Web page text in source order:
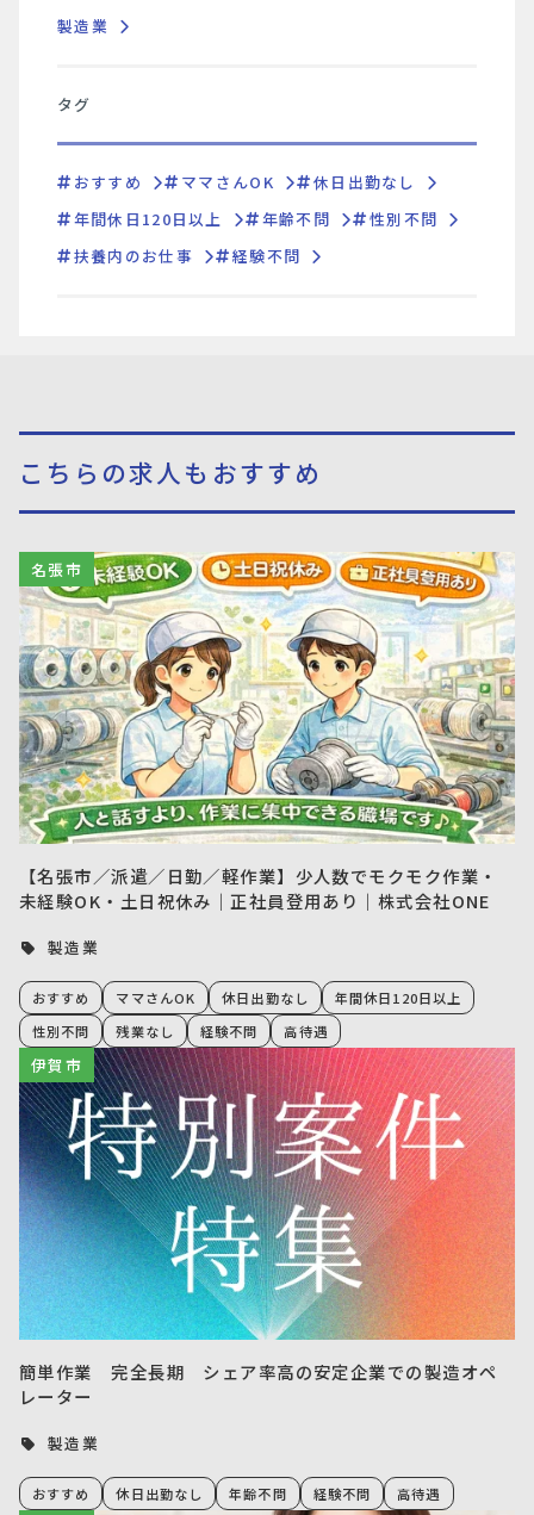
製造業
タグ
おすすめ ママさんOK
休日出勤なし
年間休日120日以上
年齢不問
性別不問
扶養内のお仕事
経験不問
こちらの求人もおすすめ
名張市
【名張市／派遣／日勤／軽作業】少人数でモクモク作業・
未経験OK・土日祝休み｜正社員登用あり｜株式会社ONE
製造業
おすすめ ママさんOK 休日出勤なし
年間休日120日以上
性別不問
残業なし 経験不問 高待遇
伊賀市
簡単作業 完全長期 シェア率高の安定企業での製造オペ
レーター
製造業
おすすめ 休日出勤なし 年齢不問 経験不問 高待遇